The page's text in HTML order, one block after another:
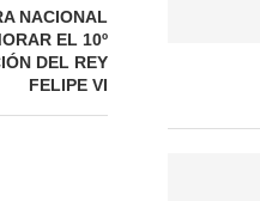
NACIONAL
EL 10º
DEL REY
FELIPE VI